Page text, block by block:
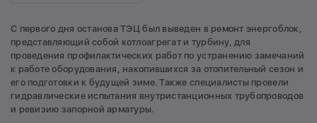
С первого дня останова ТЭЦ был выведен в ремонт энергоблок,
представляющий собой котлоагрегат и турбину, для
проведения профилактических работ по устранению замечаний
к работе оборудования, накопившихся за отопительный сезон и
его подготовки к будущей зиме. Также специалисты провели
гидравлические испытания внутристанционных трубопроводов
и ревизию запорной арматуры.